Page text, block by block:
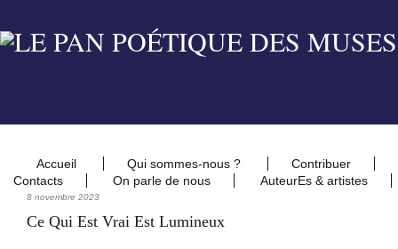
Accueil Qui sommes-nous ?
Contribuer
Contacts
On parle de nous AuteurEs & artistes
8 novembre 2023
Ce Qui Est Vrai Est Lumineux